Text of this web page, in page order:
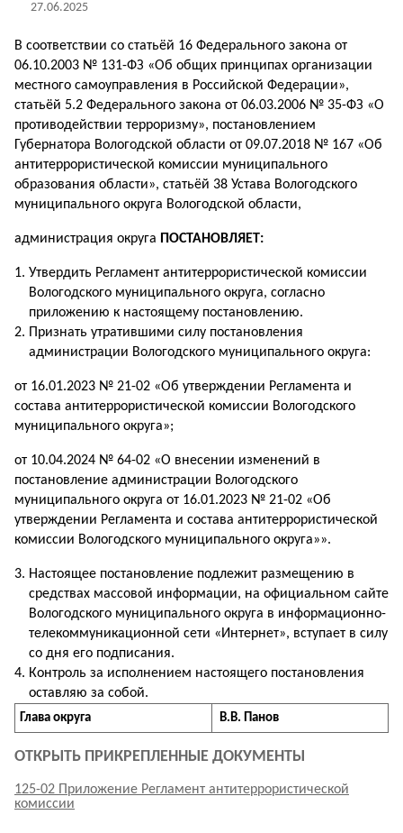
27.06.2025
В соответствии со статьёй 16 Федерального закона от
06.10.2003 № 131-ФЗ «Об общих принципах организации
местного самоуправления в Российской Федерации»,
статьёй 5.2 Федерального закона от 06.03.2006 № 35-ФЗ «О
противодействии терроризму», постановлением
Губернатора Вологодской области от 09.07.2018 № 167 «Об
антитеррористической комиссии муниципального
образования области», статьёй 38 Устава Вологодского
муниципального округа Вологодской области,
администрация округа ПОСТАНОВЛЯЕТ:
Утвердить Регламент антитеррористической комиссии
Вологодского муниципального округа, согласно
приложению к настоящему постановлению.
Признать утратившими силу постановления
администрации Вологодского муниципального округа:
от 16.01.2023 № 21-02 «Об утверждении Регламента и
состава антитеррористической комиссии Вологодского
муниципального округа»;
от 10.04.2024 № 64-02 «О внесении изменений в
постановление администрации Вологодского
муниципального округа от 16.01.2023 № 21-02 «Об
утверждении Регламента и состава антитеррористической
комиссии Вологодского муниципального округа»».
Настоящее постановление подлежит размещению в
средствах массовой информации, на официальном сайте
Вологодского муниципального округа в информационно-
телекоммуникационной сети «Интернет», вступает в силу
со дня его подписания.
Контроль за исполнением настоящего постановления
оставляю за собой.
Глава округа В.В. Панов
ОТКРЫТЬ ПРИКРЕПЛЕННЫЕ ДОКУМЕНТЫ
125-02 Приложение Регламент антитеррористической
комиссии